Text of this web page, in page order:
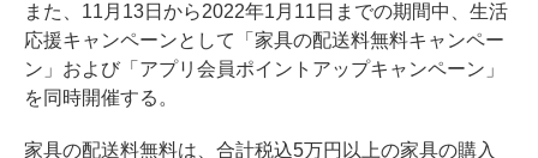
また、11月13日から2022年1月11日までの期間中、生活
応援キャンペーンとして「家具の配送料無料キャンペー
ン」および「アプリ会員ポイントアップキャンペーン」
を同時開催する。
家具の配送料無料は、合計税込5万円以上の家具の購入